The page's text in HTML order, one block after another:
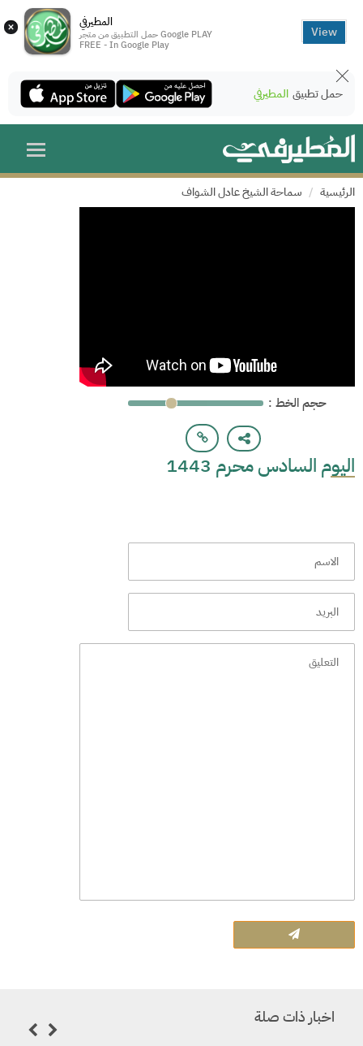
× المطيرفي
حمل التطبيق من متجر Google PLAY
FREE - In Google Play
View
حمل تطبيق المطيرفي
الرئيسية سماحة الشيخ عادل الشواف
: حجم الخط
اليوم السادس محرم 1443
اخبار ذات صلة